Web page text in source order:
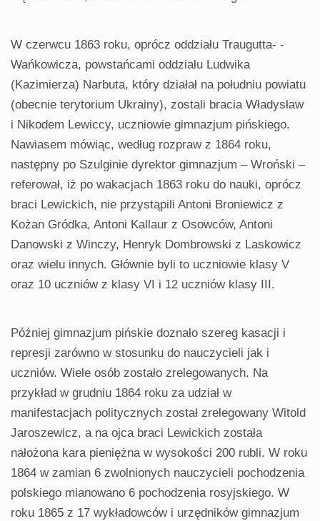
W czerwcu 1863 roku, oprócz oddziału Traugutta- -
Wańkowicza, powstańcami oddziału Ludwika
(Kazimierza) Narbuta, który działał na południu powiatu
(obecnie terytorium Ukrainy), zostali bracia Władysław
i Nikodem Lewiccy, uczniowie gimnazjum pińskiego.
Nawiasem mówiąc, według rozpraw z 1864 roku,
następny po Szulginie dyrektor gimnazjum – Wroński –
referował, iż po wakacjach 1863 roku do nauki, oprócz
braci Lewickich, nie przystąpili Antoni Broniewicz z
Kożan Gródka, Antoni Kallaur z Osowców, Antoni
Danowski z Winczy, Henryk Dombrowski z Laskowicz
oraz wielu innych. Głównie byli to uczniowie klasy V
oraz 10 uczniów z klasy VI i 12 uczniów klasy III.
Później gimnazjum pińskie doznało szereg kasacji i
represji zarówno w stosunku do nauczycieli jak i
uczniów. Wiele osób zostało zrelegowanych. Na
przykład w grudniu 1864 roku za udział w
manifestacjach politycznych został zrelegowany Witold
Jaroszewicz, a na ojca braci Lewickich została
nałożona kara pieniężna w wysokości 200 rubli. W roku
1864 w zamian 6 zwolnionych nauczycieli pochodzenia
polskiego mianowano 6 pochodzenia rosyjskiego. W
roku 1865 z 17 wykładowców i urzędników gimnazjum